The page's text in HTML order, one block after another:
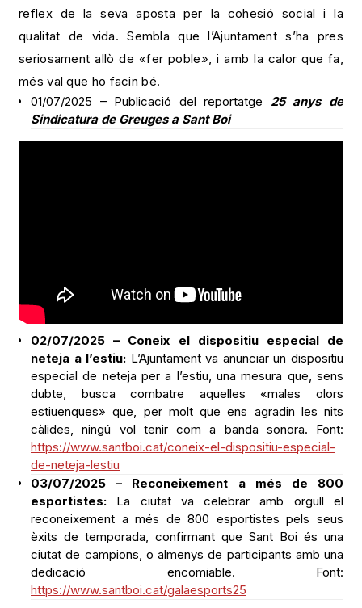
reflex de la seva aposta per la cohesió social i la
qualitat de vida. Sembla que l’Ajuntament s’ha pres
seriosament allò de «fer poble», i amb la calor que fa,
més val que ho facin bé.
01/07/2025 – Publicació del reportatge 25 anys de
Sindicatura de Greuges a Sant Boi
02/07/2025 – Coneix el dispositiu especial de
neteja a l’estiu: L’Ajuntament va anunciar un dispositiu
especial de neteja per a l’estiu, una mesura que, sens
dubte, busca combatre aquelles «males olors
estiuenques» que, per molt que ens agradin les nits
càlides, ningú vol tenir com a banda sonora. Font:
https://www.santboi.cat/coneix-el-dispositiu-especial-
de-neteja-lestiu
03/07/2025 – Reconeixement a més de 800
esportistes: La ciutat va celebrar amb orgull el
reconeixement a més de 800 esportistes pels seus
èxits de temporada, confirmant que Sant Boi és una
ciutat de campions, o almenys de participants amb una
dedicació encomiable. Font:
https://www.santboi.cat/galaesports25